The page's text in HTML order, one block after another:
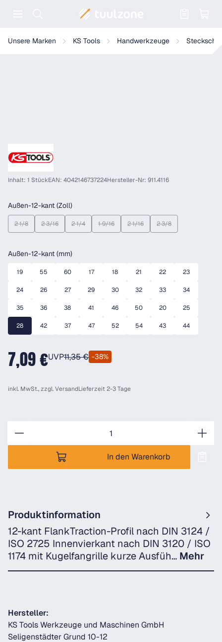
Unsere Marken KS Tools Handwerkzeuge
KS Tools 3/4" 12-kant-Stecknuss, kurz
Inhalt: 1 StückEAN: 4042146737224Hersteller-Nr: 911.4116
Außen-12-kant (Zoll)auswählen
2 1/8(Diese Option ist zurzeit nicht verfügbar.)
2 3/16(Diese Option ist zurzeit nicht verfügbar.)
2 1/4(Diese Option ist zurzeit nicht verfügbar.)
1 9/16(Diese Option ist zurzeit nicht verfügbar.)
2 1/16(Diese Option ist zurzeit nicht
2 3/8(Diese Option ist
Außen-12-kant (mm)auswählen
19 55 60 17 18 21 22 23
24 26 27 29 30 32 33 34
35 36 38 41 46 50 20 25
28 42 37 47 52 54 43 44
7,09 €UVP11,35 € -38%
inkl. MwSt., zzgl.VersandLieferzeit 2-3 Tage
In den Warenkorb
Produktinformation
12-kant FlankTraction-Profil nach DIN 3124 /
ISO 2725 Innenvierkant nach DIN 3120 / ISO
1174 mit Kugelfangrille kurze Ausfüh… Mehr
Hersteller:
KS Tools Werkzeuge und Maschinen GmbH
Seligenstädter Grund 10-12